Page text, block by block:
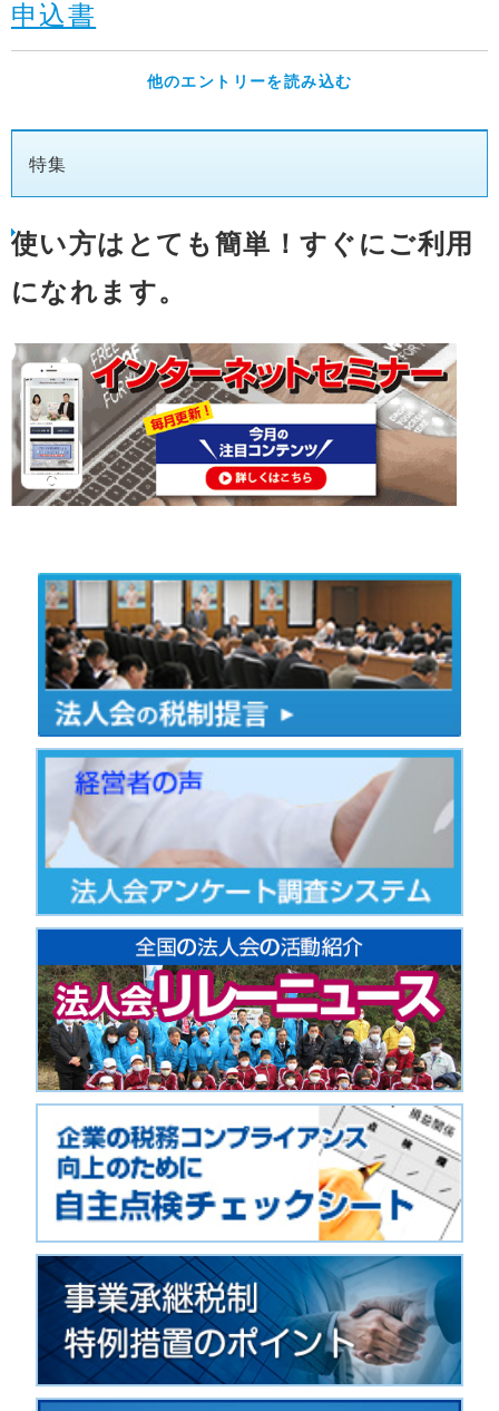
申込書
他のエントリーを読み込む
特集
使い方はとても簡単！すぐにご利用
になれます。